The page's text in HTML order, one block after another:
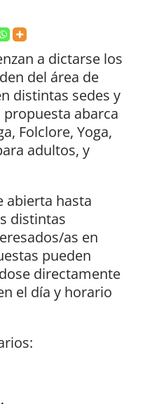
a dictarse los
del área de
distintas sedes y
abarca
Folclore, Yoga,
adultos, y
abierta hasta
distintas
as en
pueden
directamente
el día y horario